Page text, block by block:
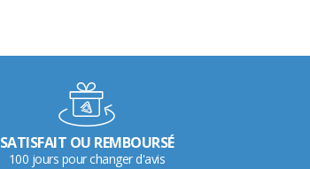
SATISFAIT OU REMBOURSÉ
100 jours pour changer d'avis